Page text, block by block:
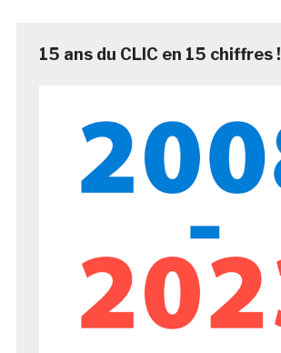
15 ans du CLIC en 15 chiffres !